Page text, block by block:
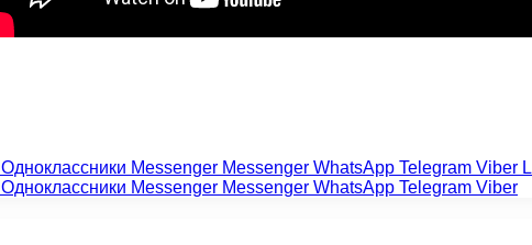
Одноклассники Messenger Messenger WhatsApp Telegram Viber
Одноклассники Messenger Messenger WhatsApp Telegram Viber